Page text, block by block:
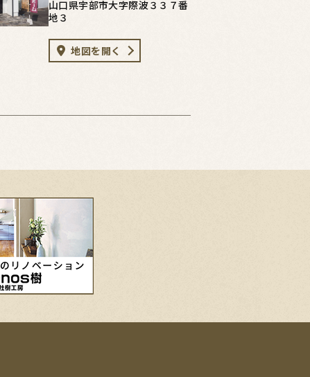
山口県宇部市大字際波３３７番
地３
地図を開く